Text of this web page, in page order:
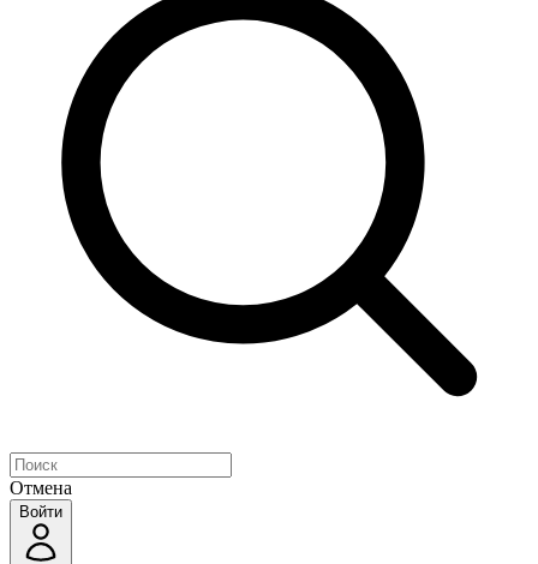
Отмена
Войти